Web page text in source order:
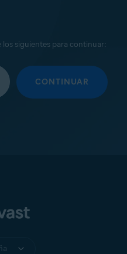
siguientes para continuar:
CONTINUAR